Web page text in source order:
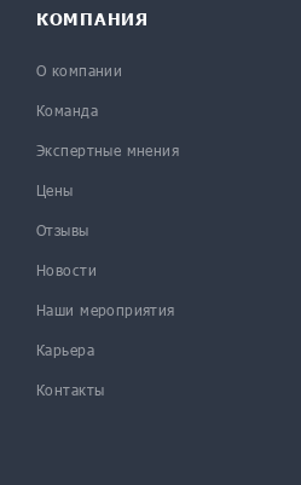
КОМПАНИЯ
О компании
Команда
Экспертные мнения
Цены
Отзывы
Новости
Наши мероприятия
Карьера
Контакты